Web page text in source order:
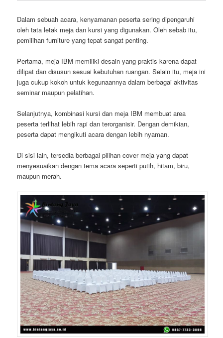
Dalam sebuah acara, kenyamanan peserta sering dipengaruhi
oleh tata letak meja dan kursi yang digunakan. Oleh sebab itu,
pemilihan furniture yang tepat sangat penting.
Pertama, meja IBM memiliki desain yang praktis karena dapat
dilipat dan disusun sesuai kebutuhan ruangan. Selain itu, meja ini
juga cukup kokoh untuk kegunaannya dalam berbagai aktivitas
seminar maupun pelatihan.
Selanjutnya, kombinasi kursi dan meja IBM membuat area
peserta terlihat lebih rapi dan terorganisir. Dengan demikian,
peserta dapat mengikuti acara dengan lebih nyaman.
Di sisi lain, tersedia berbagai pilihan cover meja yang dapat
menyesuaikan dengan tema acara seperti putih, hitam, biru,
maupun merah.